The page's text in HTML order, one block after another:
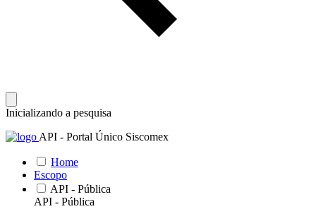
Inicializando a pesquisa
API - Portal Único Siscomex
Home
Escopo
API - Pública
API - Pública